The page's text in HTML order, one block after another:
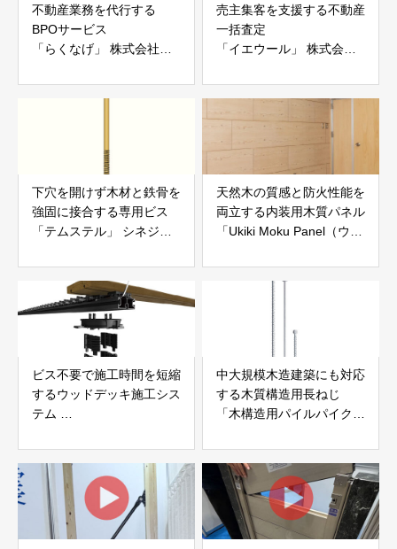
不動産業務を代行する
BPOサービス
「らくなげ」 株式会社い
売主集客を支援する不動産
一括査定
「イエウール」 株式会社
下穴を開けず木材と鉄骨を
強固に接合する専用ビス
「テムステル」 シネジッ
天然木の質感と防火性能を
両立する内装用木質パネル
「Ukiki Moku Panel（ウキ
社サンパテック
ビス不要で施工時間を短縮
するウッドデッキ施工シス
テム
JAPAN
中大規模木造建築にも対応
する木質構造用長ねじ
「木構造用パイルパイクビ